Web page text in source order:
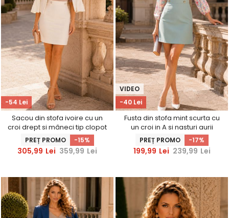
-54 Lei
Sacou din stofa ivoire cu un
croi drept si mâneci tip clopot
- StarShinerS
PREȚ PROMO -15%
305,99 Lei 359,99 Lei
-40 Lei
VIDEO
Fusta din stofa mint scurta cu
un croi in A si nasturi aurii
decorativi - StarShinerS
PREȚ PROMO -17%
199,99 Lei 239,99 Lei